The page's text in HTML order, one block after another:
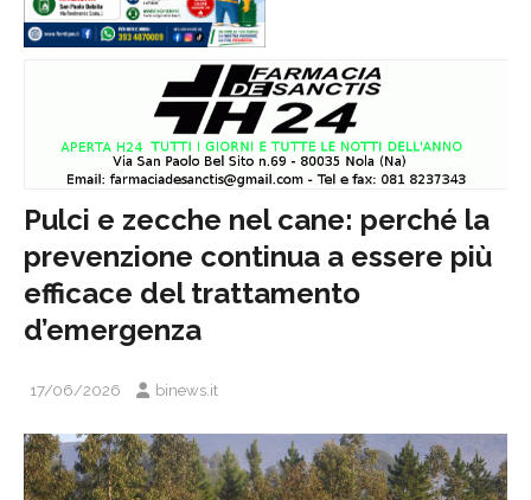
Pulci e zecche nel cane: perché la
prevenzione continua a essere più
efficace del trattamento
d’emergenza
17/06/2026 binews.it